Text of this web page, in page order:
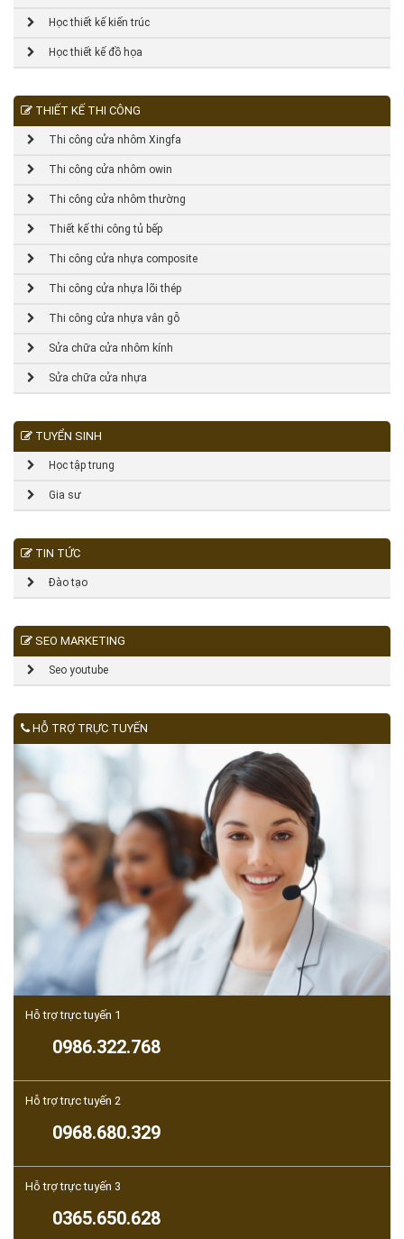
Học thiết kế kiến trúc
Học thiết kế đồ họa
THIẾT KẾ THI CÔNG
Thi công cửa nhôm Xingfa
Thi công cửa nhôm owin
Thi công cửa nhôm thường
Thiết kế thi công tủ bếp
Thi công cửa nhựa composite
Thi công cửa nhựa lõi thép
Thi công cửa nhựa vân gỗ
Sửa chữa cửa nhôm kính
Sửa chữa cửa nhựa
TUYỂN SINH
Học tập trung
Gia sư
TIN TỨC
Đào tạo
SEO MARKETING
Seo youtube
HỖ TRỢ TRỰC TUYẾN
Hỗ trợ trực tuyến 1
0986.322.768
Hỗ trợ trực tuyến 2
0968.680.329
Hỗ trợ trực tuyến 3
0365.650.628